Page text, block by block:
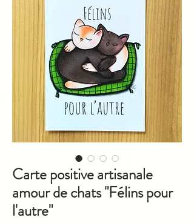
Carte positive artisanale
amour de chats "Félins pour
l'autre"